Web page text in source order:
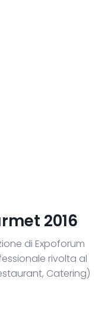
2016
di Expoforum
rivolta al
Catering)